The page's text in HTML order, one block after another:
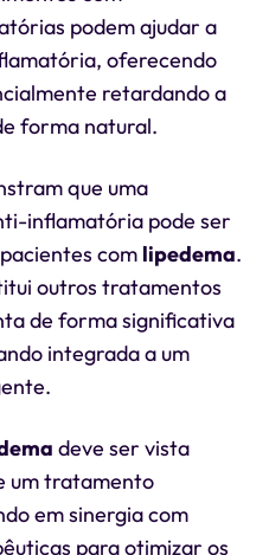
podem ajudar a
oferecendo
retardando a
forma natural.
que uma
inflamatória pode ser
com lipedema.
outros tratamentos
de forma significativa
integrada a um
deve ser vista
um tratamento
em sinergia com
para otimizar os